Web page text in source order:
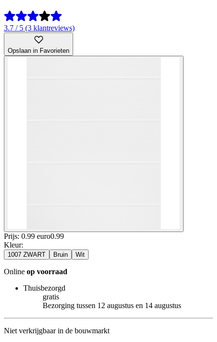
3.7 / 5 (3 klantreviews)
Opslaan in Favorieten
Prijs: 0.99 euro0.99
Kleur:
1007 ZWART Bruin Wit
Online op voorraad
Thuisbezorgd
gratis
Bezorging tussen 12 augustus en 14 augustus
Niet verkrijgbaar in de bouwmarkt